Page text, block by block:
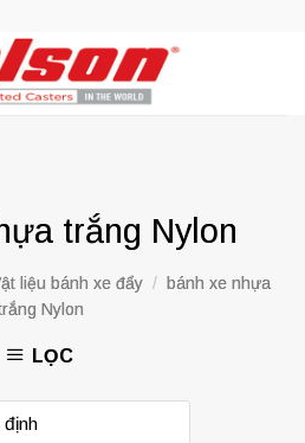
trắng Nylon
liệu bánh xe đẩy /
bánh xe nhựa
Nylon
LỌC